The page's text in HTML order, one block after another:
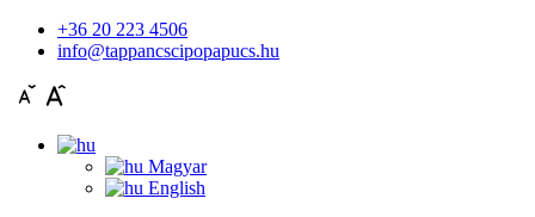
+36 20 223 4506
info@tappancscipopapucs.hu
Magyar
English